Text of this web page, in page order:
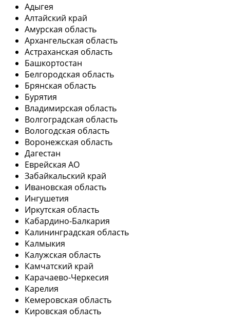
Адыгея
Алтайский край
Амурская область
Архангельская область
Астраханская область
Башкортостан
Белгородская область
Брянская область
Бурятия
Владимирская область
Волгоградская область
Вологодская область
Воронежская область
Дагестан
Еврейская АО
Забайкальский край
Ивановская область
Ингушетия
Иркутская область
Кабардино-Балкария
Калининградская область
Калмыкия
Калужская область
Камчатский край
Карачаево-Черкесия
Карелия
Кемеровская область
Кировская область